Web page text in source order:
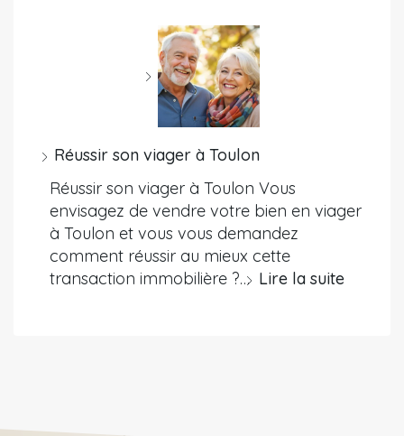
Réussir son viager à Toulon
Réussir son viager à Toulon Vous
envisagez de vendre votre bien en viager
à Toulon et vous vous demandez
comment réussir au mieux cette
transaction immobilière ?… Lire la suite